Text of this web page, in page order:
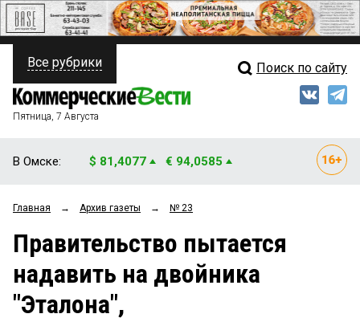
ПОЛИТИКА
ФИНАНСЫ
ОБЩЕСТВО
ЗАКОН
НОВОСТИ КОМПАНИЙ
Свежий выпуск
Рейтинги
Блоги
Все рубрики Поиск по сайту
Пятница, 7 Августа
В Омске: $ 81,4077 € 94,0585
Главная → Архив газеты → № 23
Правительство пытается
надавить на двойника
"Эталона",